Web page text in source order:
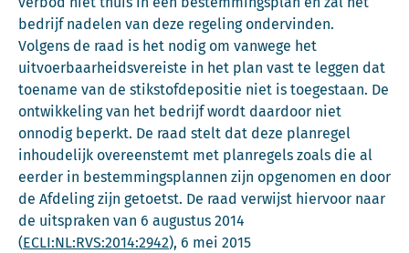
bedrijf nadelen van deze regeling ondervinden.
Volgens de raad is het nodig om vanwege het
uitvoerbaarheidsvereiste in het plan vast te leggen dat
toename van de stikstofdepositie niet is toegestaan. De
ontwikkeling van het bedrijf wordt daardoor niet
onnodig beperkt. De raad stelt dat deze planregel
inhoudelijk overeenstemt met planregels zoals die al
eerder in bestemmingsplannen zijn opgenomen en door
de Afdeling zijn getoetst. De raad verwijst hiervoor naar
de uitspraken van 6 augustus 2014
(ECLI:NL:RVS:2014:2942), 6 mei 2015